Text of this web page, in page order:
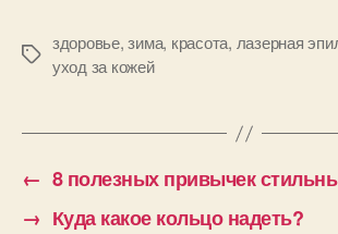
Позначки
здоровье,зима, красота, лазерная
уход за кожей
← 8 полезных привычек
→ Куда какое кольцо надеть?